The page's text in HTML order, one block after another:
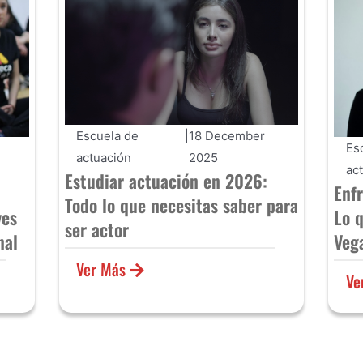
Escuela de
actuación
18 December
2025
Estudiar actuación en 2026:
Todo lo que necesitas saber para
ser actor
Ver Más
Lo